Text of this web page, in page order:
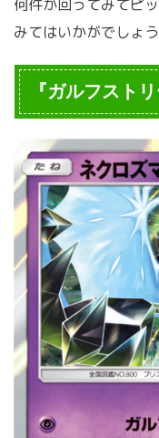
何件か回ってみてピ
みてはいかがでしょ
『ガルフストリ